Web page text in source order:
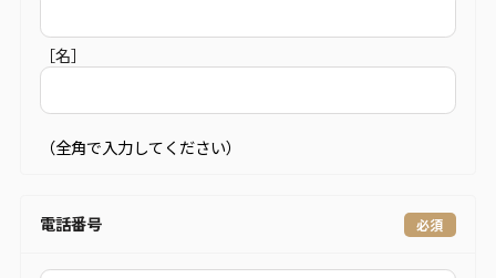
［名］
（全角で入力してください）
電話番号